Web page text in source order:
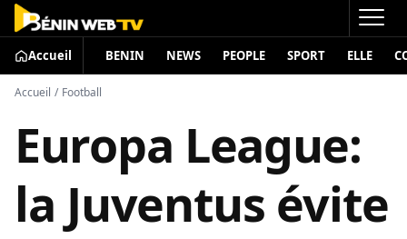
Accueil BENIN NEWS PEOPLE SPORT ELLE
Accueil / Football
Europa League:
la Juventus évite